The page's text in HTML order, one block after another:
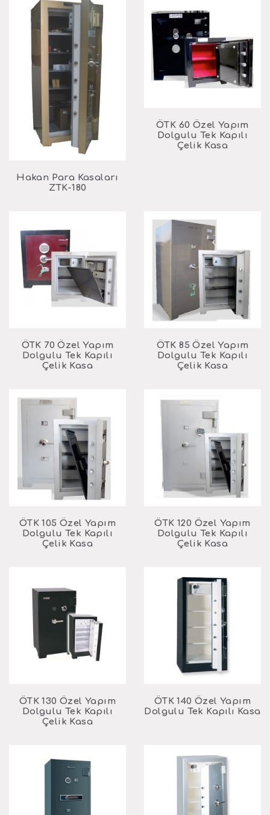
Hakan Para Kasaları
ZTK-180
ÖTK 60 Özel Yapım
Dolgulu Tek Kapılı
Çelik Kasa
ÖTK 70 Özel Yapım
Dolgulu Tek Kapılı
Çelik Kasa
ÖTK 85 Özel Yapım
Dolgulu Tek Kapılı
Çelik Kasa
ÖTK 105 Özel Yapım
Dolgulu Tek Kapılı
Çelik Kasa
ÖTK 120 Özel Yapım
Dolgulu Tek Kapılı
Çelik Kasa
ÖTK 130 Özel Yapım
Dolgulu Tek Kapılı
Çelik Kasa
ÖTK 140 Özel Yapım
Dolgulu Tek Kapılı Kasa